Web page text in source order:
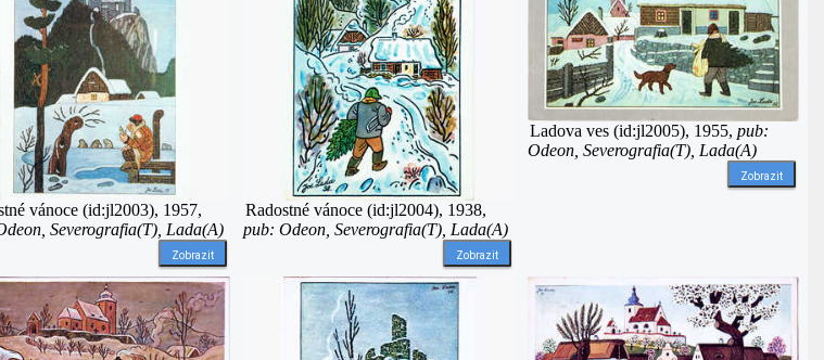
vánoce (id:jl2003), 1957,
Severografia(T), Lada(A)
Zobrazit
Radostné vánoce (id:jl2004), 1938,
pub: Odeon, Severografia(T), Lada(A)
Zobrazit
Ladova ves (id:jl2005), 1955, pub:
Odeon, Severografia(T), Lada(A)
Zobrazit